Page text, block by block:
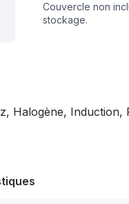
Couvercle non
stockage.
Halogène, Induction,